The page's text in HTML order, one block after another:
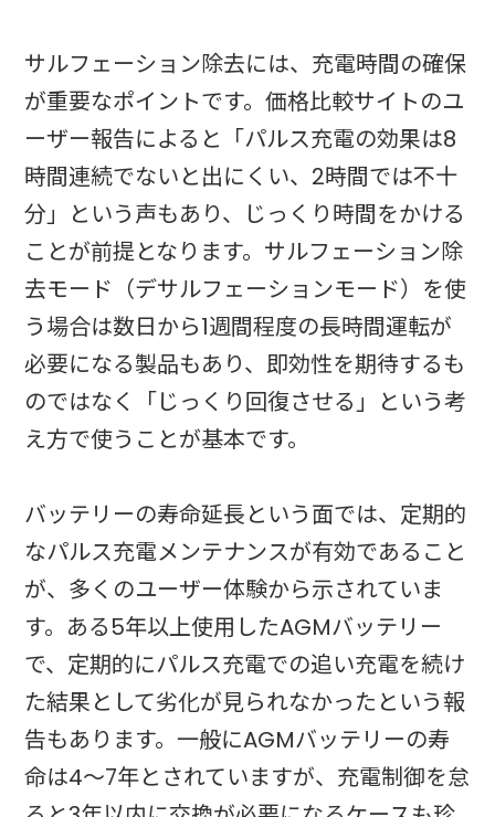
サルフェーション除去には、充電時間の確保
が重要なポイントです。価格比較サイトのユ
ーザー報告によると「パルス充電の効果は8
時間連続でないと出にくい、2時間では不十
分」という声もあり、じっくり時間をかける
ことが前提となります。サルフェーション除
去モード（デサルフェーションモード）を使
う場合は数日から1週間程度の長時間運転が
必要になる製品もあり、即効性を期待するも
のではなく「じっくり回復させる」という考
え方で使うことが基本です。
バッテリーの寿命延長という面では、定期的
なパルス充電メンテナンスが有効であること
が、多くのユーザー体験から示されていま
す。ある5年以上使用したAGMバッテリー
で、定期的にパルス充電での追い充電を続け
た結果として劣化が見られなかったという報
告もあります。一般にAGMバッテリーの寿
命は4〜7年とされていますが、充電制御を怠